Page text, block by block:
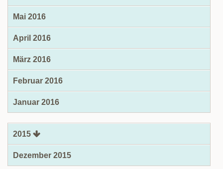
Mai 2016
April 2016
März 2016
Februar 2016
Januar 2016
2015
Dezember 2015